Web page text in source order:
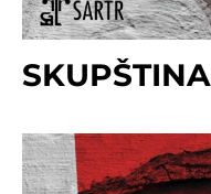
SKUPŠTINA